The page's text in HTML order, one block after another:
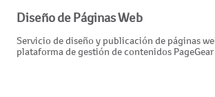
Diseño de Páginas Web
Servicio de diseño y publicación de páginas
plataforma de gestión de contenidos